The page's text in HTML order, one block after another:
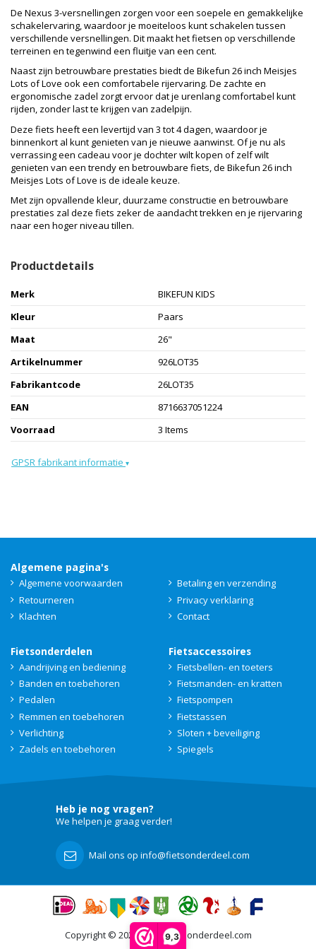
9,3
De Nexus 3-versnellingen zorgen voor een soepele en gemakkelijke
schakelervaring, waardoor je moeiteloos kunt schakelen tussen
verschillende versnellingen. Dit maakt het fietsen op verschillende
terreinen en tegenwind een fluitje van een cent.
Naast zijn betrouwbare prestaties biedt de Bikefun 26 inch Meisjes
Lots of Love ook een comfortabele rijervaring. De zachte en
ergonomische zadel zorgt ervoor dat je urenlang comfortabel kunt
rijden, zonder last te krijgen van zadelpijn.
Deze fiets heeft een levertijd van 3 tot 4 dagen, waardoor je
binnenkort al kunt genieten van je nieuwe aanwinst. Of je nu als
verrassing een cadeau voor je dochter wilt kopen of zelf wilt
genieten van een trendy en betrouwbare fiets, de Bikefun 26 inch
Meisjes Lots of Love is de ideale keuze.
Met zijn opvallende kleur, duurzame constructie en betrouwbare
prestaties zal deze fiets zeker de aandacht trekken en je rijervaring
naar een hoger niveau tillen.
Productdetails
Merk
BIKEFUN KIDS
Kleur
Paars
Maat
26"
Artikelnummer
926LOT35
Fabrikantcode
26LOT35
EAN
8716637051224
Voorraad
3 Items
GPSR fabrikant informatie ▾
Algemene pagina's
Algemene voorwaarden
Betaling en verzending
Retourneren
Privacy verklaring
Klachten
Contact
Fietsonderdelen
Aandrijving en bediening
Banden en toebehoren
Pedalen
Remmen en toebehoren
Verlichting
Zadels en toebehoren
Fietsaccessoires
Fietsbellen- en toeters
Fietsmanden- en kratten
Fietspompen
Fietstassen
Sloten + beveiliging
Spiegels
Heb je nog vragen?
We helpen je graag verder!
Mail ons op info@fietsonderdeel.com
Copyright © 2021 - 2026 Fietsonderdeel.com